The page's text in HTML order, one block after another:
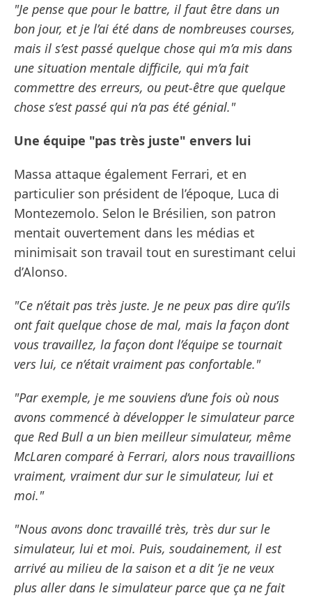
"Je pense que pour le battre, il faut être dans un
bon jour, et je l’ai été dans de nombreuses courses,
mais il s’est passé quelque chose qui m’a mis dans
une situation mentale difficile, qui m’a fait
commettre des erreurs, ou peut-être que quelque
chose s’est passé qui n’a pas été génial."
Une équipe "pas très juste" envers lui
Massa attaque également Ferrari, et en
particulier son président de l’époque, Luca di
Montezemolo. Selon le Brésilien, son patron
mentait ouvertement dans les médias et
minimisait son travail tout en surestimant celui
d’Alonso.
"Ce n’était pas très juste. Je ne peux pas dire qu’ils
ont fait quelque chose de mal, mais la façon dont
vous travaillez, la façon dont l’équipe se tournait
vers lui, ce n’était vraiment pas confortable."
"Par exemple, je me souviens d’une fois où nous
avons commencé à développer le simulateur parce
que Red Bull a un bien meilleur simulateur, même
McLaren comparé à Ferrari, alors nous travaillions
vraiment, vraiment dur sur le simulateur, lui et
moi."
"Nous avons donc travaillé très, très dur sur le
simulateur, lui et moi. Puis, soudainement, il est
arrivé au milieu de la saison et a dit ’je ne veux
plus aller dans le simulateur parce que ça ne fait